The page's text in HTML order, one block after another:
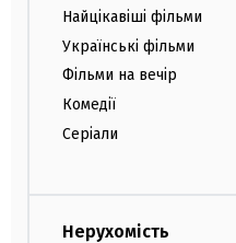
Найцікавіші фільми
Українські фільми
Фільми на вечір
Комедії
Серіали
Нерухомість